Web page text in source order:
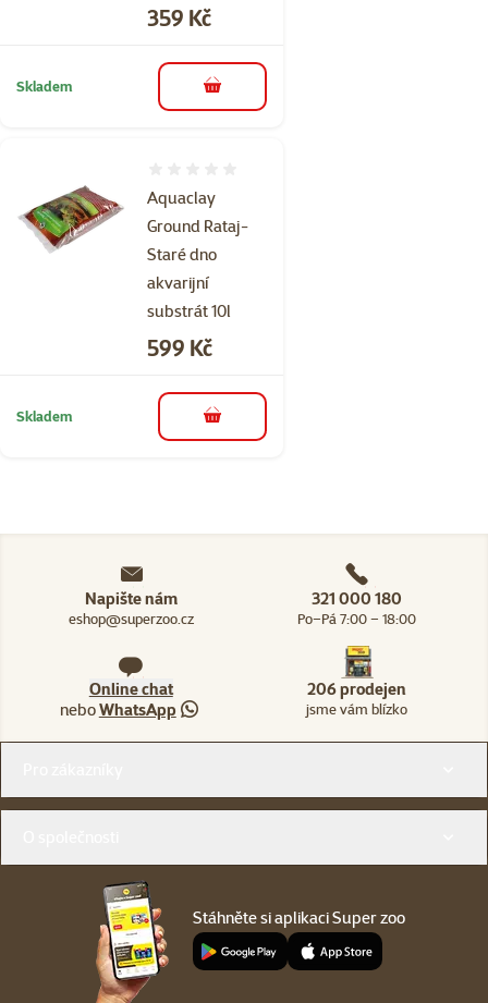
Cena
359 Kč
Skladem do košíku
Aquaclay
Ground Rataj-
Staré dno
akvarijní
substrát 10l
Cena
599 Kč
Skladem do košíku
Napište nám
eshop@superzoo.cz
321 000 180
Po–Pá 7:00 – 18:00
Online chat
neboWhatsApp
206 prodejen
jsme vám blízko
Stáhněte si aplikaci Super zoo